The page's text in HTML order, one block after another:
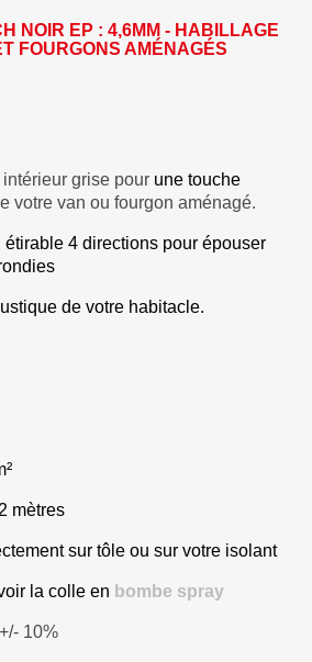
NOIR EP : 4,6MM - HABILLAGE
FOURGONS AMÉNAGÉS
grise pour une touche
votre van ou fourgon aménagé.
étirable 4 directions pour épouser
de votre habitacle.
mètres
sur tôle ou sur votre isolant
la colle en bombe spray
10%